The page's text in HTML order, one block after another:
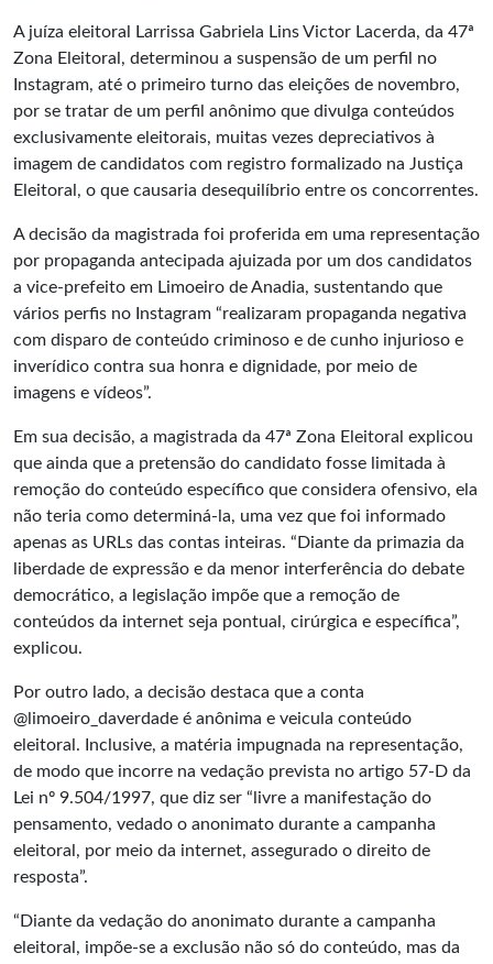
A juíza eleitoral Larrissa Gabriela Lins Victor Lacerda, da 47ª
Zona Eleitoral, determinou a suspensão de um perfil no
Instagram, até o primeiro turno das eleições de novembro,
por se tratar de um perfil anônimo que divulga conteúdos
exclusivamente eleitorais, muitas vezes depreciativos à
imagem de candidatos com registro formalizado na Justiça
Eleitoral, o que causaria desequilíbrio entre os concorrentes.
A decisão da magistrada foi proferida em uma representação
por propaganda antecipada ajuizada por um dos candidatos
a vice-prefeito em Limoeiro de Anadia, sustentando que
vários perfis no Instagram “realizaram propaganda negativa
com disparo de conteúdo criminoso e de cunho injurioso e
inverídico contra sua honra e dignidade, por meio de
imagens e vídeos”.
Em sua decisão, a magistrada da 47ª Zona Eleitoral explicou
que ainda que a pretensão do candidato fosse limitada à
remoção do conteúdo específico que considera ofensivo, ela
não teria como determiná-la, uma vez que foi informado
apenas as URLs das contas inteiras. “Diante da primazia da
liberdade de expressão e da menor interferência do debate
democrático, a legislação impõe que a remoção de
conteúdos da internet seja pontual, cirúrgica e específica”,
explicou.
Por outro lado, a decisão destaca que a conta
@limoeiro_daverdade é anônima e veicula conteúdo
eleitoral. Inclusive, a matéria impugnada na representação,
de modo que incorre na vedação prevista no artigo 57-D da
Lei nº 9.504/1997, que diz ser “livre a manifestação do
pensamento, vedado o anonimato durante a campanha
eleitoral, por meio da internet, assegurado o direito de
resposta”.
“Diante da vedação do anonimato durante a campanha
eleitoral, impõe-se a exclusão não só do conteúdo, mas da